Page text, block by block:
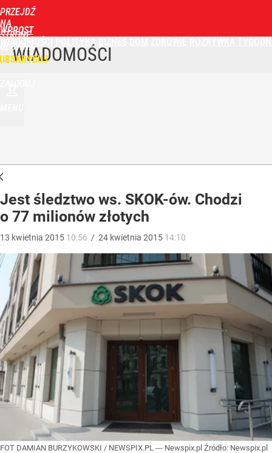
PRZEJDŹ
NA
STRONĘ
GŁÓWNĄ
WPROST
POLITYKA
WIADOMOŚCI
Jest śledztwo ws. SKOK-ów. Chodzi
o 77 milionów złotych
13 kwietnia 2015 10:56 / 24 kwietnia 2015 14:10
FOT DAMIAN BURZYKOWSKI / NEWSPIX.PL --- Newspix.pl Źródło: Newspix.pl